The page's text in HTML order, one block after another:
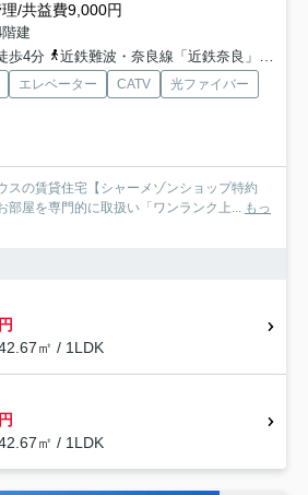
/共益費9,000円
建
歩4分
近鉄難波・奈良線「近鉄奈良」駅 徒歩10分
エレベーター CATV
光ファイバー
スの賃貸住宅【シャーメゾンショップ特約
部屋を専門的に取扱い「ワンランク上... もっ
㎡ / 1LDK
㎡ / 1LDK